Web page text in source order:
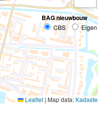
BAG nieuwbouw
CBS Eigen
Leaflet | Map data: